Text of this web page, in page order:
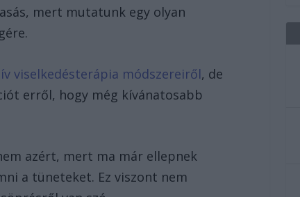
mert mutatunk egy olyan
viselkedésterápia módszereiről, de
erről, hogy még kívánatosabb
azért, mert ma már ellepnek
a tüneteket. Ez viszont nem